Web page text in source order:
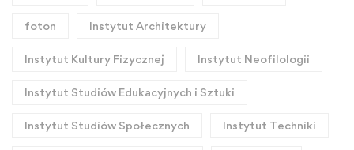
foton Instytut Architektury
Instytut Kultury Fizycznej Instytut Neofilologii
Instytut Studiów Edukacyjnych i Sztuki
Instytut Studiów Społecznych Instytut Techniki